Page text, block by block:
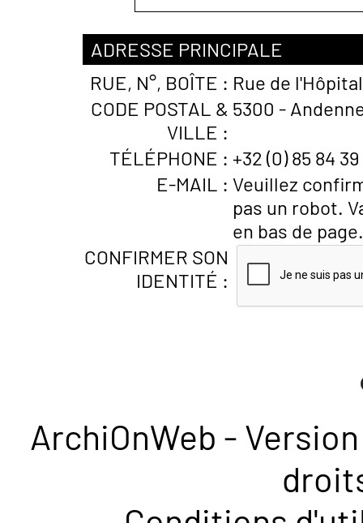
ADRESSE PRINCIPALE
RUE, N°, BOÎTE : Rue de
CODE POSTAL &
VILLE :
5300 -
TÉLÉPHONE : +32 (0) 85 84
E-MAIL : Veuillez
pas un robot.
en bas de page.
CONFIRMER SON
IDENTITÉ :
ArchiOnWeb -